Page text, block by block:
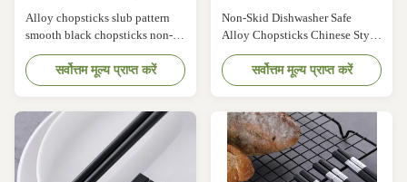
गैर पर्ची
Alloy chopsticks slub pattern
smooth black chopsticks non-
slip home restaurant alloy
chopsticks Product Description
1. Material: glass fiber polymer
length: 24/27.2cm 3. Color:
Black 4. Heat resistant: ≥220℃
5. Packing: 10pr/bag,
10bags/box, 10boxes/CTN 6.
सर्वोत्तम मूल्य प्राप्त करें
स्टाइल फाइबरग्लास चॉपस्टिक
Non-Skid Dishwasher Safe
Alloy Chopsticks Chinese Style
Fiberglass Chopsticks with
Golden Stamping Product
Description These alloy
stamping are perfect for family
use and unique for gift presents.
Elegant Design: black body
with golden stamping Chinese
सर्वोत्तम मूल्य प्राप्त करें